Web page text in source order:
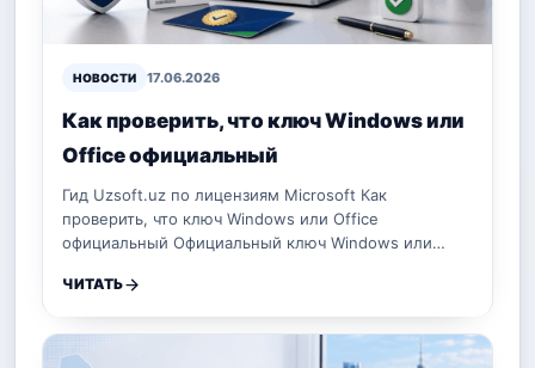
НОВОСТИ 17.06.2026
Как проверить, что ключ Windows или
Office официальный
Гид Uzsoft.uz по лицензиям Microsoft Как
проверить, что ключ Windows или Office
официальный Официальный ключ Windows или…
ЧИТАТЬ